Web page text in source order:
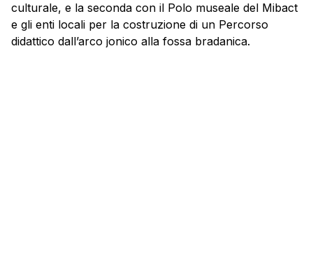
culturale, e la seconda con il Polo museale del Mibact
e gli enti locali per la costruzione di un Percorso
didattico dall’arco jonico alla fossa bradanica.